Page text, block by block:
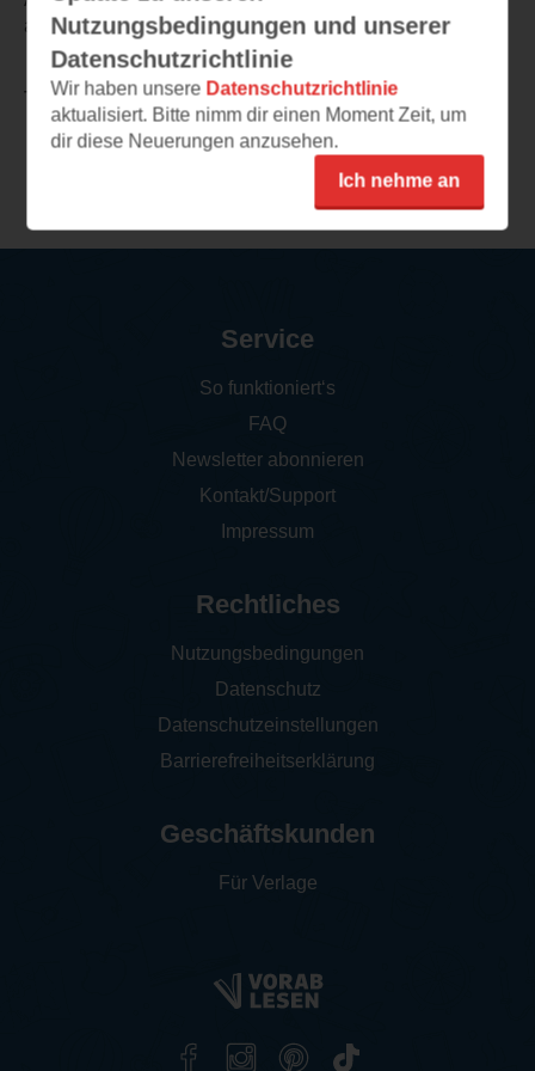
angekommen.
TEILEN
Nutzungsbedingungen und unserer
Datenschutzrichtlinie
Wir haben unsere Datenschutzrichtlinie
aktualisiert. Bitte nimm dir einen Moment Zeit, um
dir diese Neuerungen anzusehen.
Ich nehme an
Service
So funktioniert‘s
FAQ
Newsletter abonnieren
Kontakt/Support
Impressum
Rechtliches
Nutzungsbedingungen
Datenschutz
Datenschutzeinstellungen
Barrierefreiheitserklärung
Geschäftskunden
Für Verlage